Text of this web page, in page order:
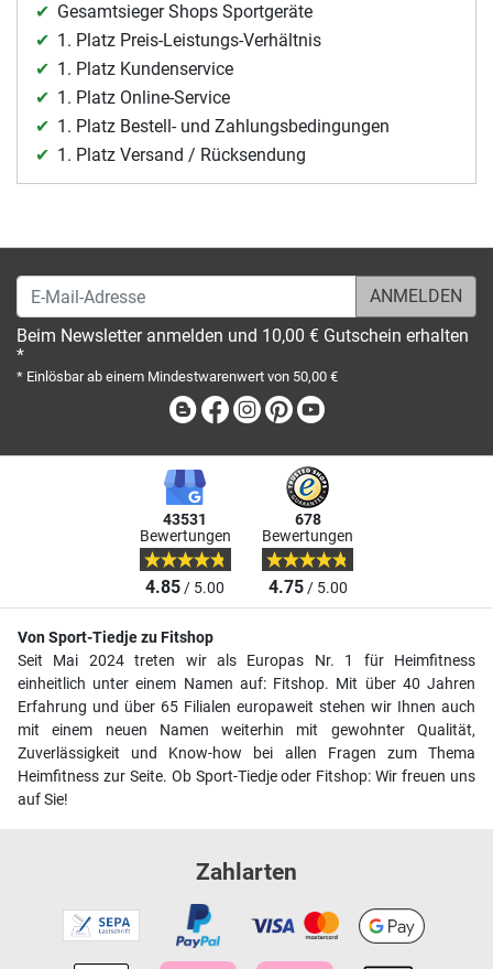
Gesamtsieger Shops Sportgeräte
1. Platz Preis-Leistungs-Verhältnis
1. Platz Kundenservice
1. Platz Online-Service
1. Platz Bestell- und Zahlungsbedingungen
1. Platz Versand / Rücksendung
E-Mail-Adresse
Beim Newsletter anmelden und 10,00 € Gutschein erhalten
*
* Einlösbar ab einem Mindestwarenwert von 50,00 €
BlogFacebook
Instagram
Pinterest
43531
Bewertungen
4.85/ 5.00
678
Bewertungen
4.75/ 5.00
Von Sport-Tiedje zu Fitshop
Seit Mai 2024 treten wir als Europas Nr. 1 für Heimfitness
einheitlich unter einem Namen auf: Fitshop. Mit über 40 Jahren
Erfahrung und über 65 Filialen europaweit stehen wir Ihnen auch
mit einem neuen Namen weiterhin mit gewohnter Qualität,
Zuverlässigkeit und Know-how bei allen Fragen zum Thema
Heimfitness zur Seite. Ob Sport-Tiedje oder Fitshop: Wir freuen uns
auf Sie!
Zahlarten